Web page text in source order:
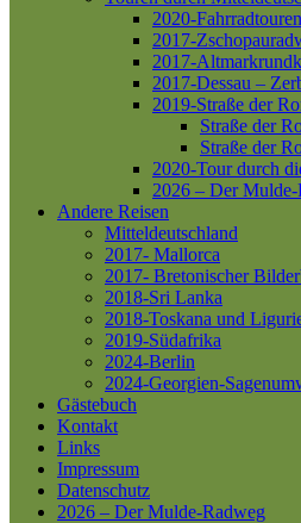
2020-
2017-
2017-
2017-Dessau –
2019-Straße der
Straße der
Straße der
2020-Tour durch
2026 – Der
Andere Reisen
Mitteldeutschland
2017- Mallorca
2017- Bretonischer
2018-Sri Lanka
2018-Toskana und
2019-Südafrika
2024-Berlin
2024-Georgien-
Gästebuch
Kontakt
Links
Impressum
Datenschutz
2026 – Der Mulde-Radweg